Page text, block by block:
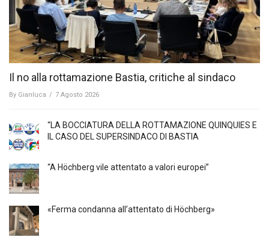
Il no alla rottamazione Bastia, critiche al sindaco
By Gianluca / 7 Agosto 2026
“LA BOCCIATURA DELLA ROTTAMAZIONE QUINQUIES E
IL CASO DEL SUPERSINDACO DI BASTIA
“A Höchberg vile attentato a valori europei”
«Ferma condanna all’attentato di Höchberg»